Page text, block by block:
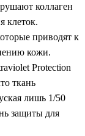
коллаген
клеток.
приводят к
кожи.
Protection
ткань
лишь 1/50
защиты для